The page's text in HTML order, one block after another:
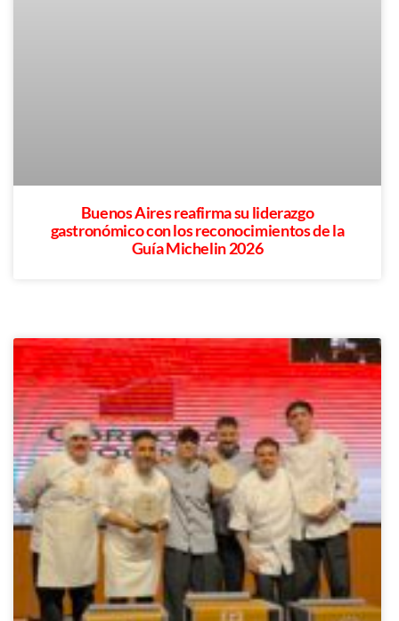
Buenos Aires reafirma su liderazgo
gastronómico con los reconocimientos de la
Guía Michelin 2026